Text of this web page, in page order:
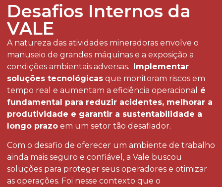
Desafios Internos da
VALE
A natureza das atividades mineradoras envolve o
manuseio de grandes máquinas e a exposição a
condições ambientais adversas.
Implementar
soluções tecnológicas que monitoram riscos em
tempo real e aumentam a eficiência operacional
é
fundamental para reduzir acidentes, melhorar a
produtividade e garantir a sustentabilidade a
longo prazo em um setor tão desafiador.
Com o desafio de oferecer um ambiente de trabalho
ainda mais seguro e confiável, a Vale buscou
soluções para proteger seus operadores e otimizar
as operações. Foi nesse contexto que o